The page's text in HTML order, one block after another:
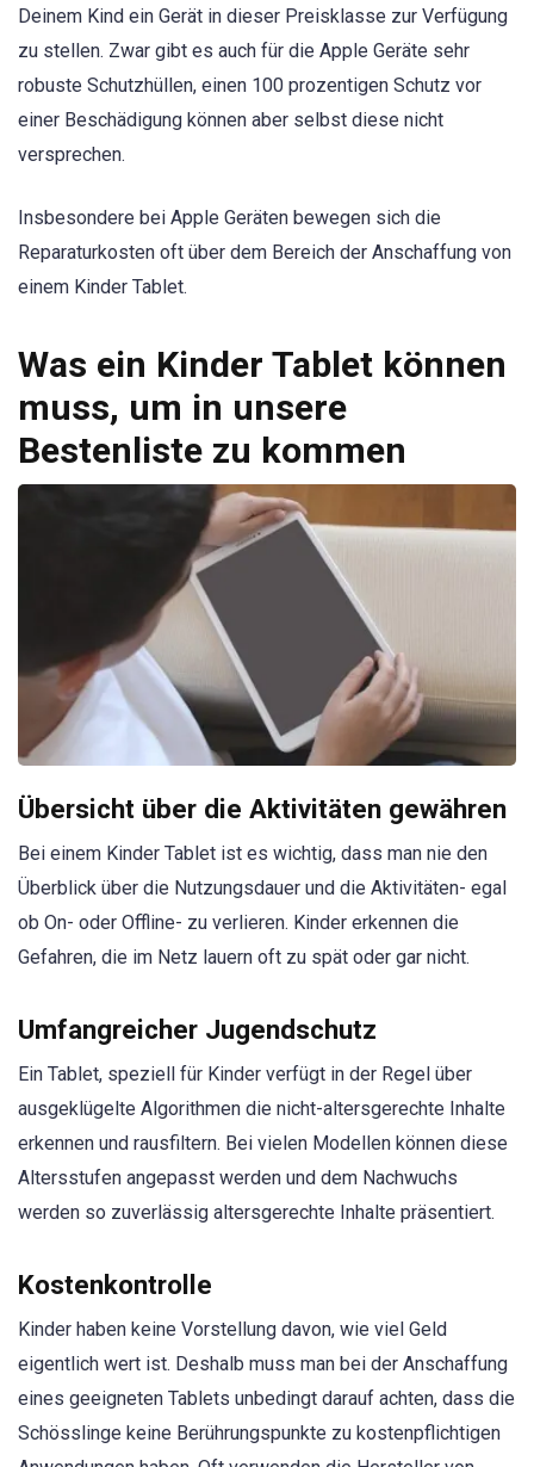
Deinem Kind ein Gerät in dieser Preisklasse zur Verfügung
zu stellen. Zwar gibt es auch für die Apple Geräte sehr
robuste Schutzhüllen, einen 100 prozentigen Schutz vor
einer Beschädigung können aber selbst diese nicht
versprechen.
Insbesondere bei Apple Geräten bewegen sich die
Reparaturkosten oft über dem Bereich der Anschaffung von
einem Kinder Tablet.
Was ein Kinder Tablet können
muss, um in unsere
Bestenliste zu kommen
Übersicht über die Aktivitäten gewähren
Bei einem Kinder Tablet ist es wichtig, dass man nie den
Überblick über die Nutzungsdauer und die Aktivitäten- egal
ob On- oder Offline- zu verlieren. Kinder erkennen die
Gefahren, die im Netz lauern oft zu spät oder gar nicht.
Umfangreicher Jugendschutz
Ein Tablet, speziell für Kinder verfügt in der Regel über
ausgeklügelte Algorithmen die nicht-altersgerechte Inhalte
erkennen und rausfiltern. Bei vielen Modellen können diese
Altersstufen angepasst werden und dem Nachwuchs
werden so zuverlässig altersgerechte Inhalte präsentiert.
Kostenkontrolle
Kinder haben keine Vorstellung davon, wie viel Geld
eigentlich wert ist. Deshalb muss man bei der Anschaffung
eines geeigneten Tablets unbedingt darauf achten, dass die
Schösslinge keine Berührungspunkte zu kostenpflichtigen